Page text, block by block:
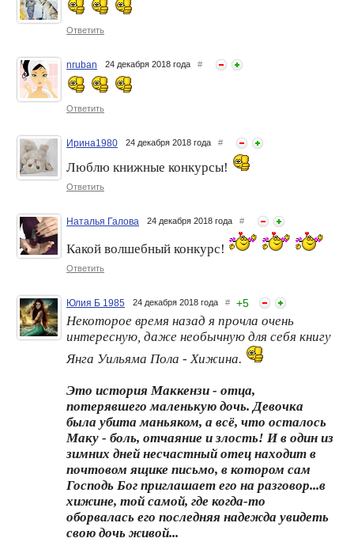
Конкурс "Мой герой" с
Ответить
nruban 24 декабря 2018 года #
Ответить
Ирина1980 24 декабря 2018 года #
Люблю книжные конкурсы!
Ответить
Наталья Галова 24 декабря 2018 года #
Какой волшебный конкурс!
Ответить
Юлия Б 1985 24 декабря 2018 года # +5
Некоторое время назад я прочла очень
интересную, даже необычную для себя книгу
Янга Уильяма Пола - Хижина.
Это история Маккензи - отца,
потерявшего маленькую дочь. Девочка
была убита маньяком, а всё, что осталось
Маку - боль, отчаяние и злость! И в один из
зимних дней несчастный отец находит в
почтовом ящике письмо, в котором сам
Господь Бог приглашает его на разговор...в
хижине, той самой, где когда-то
оборвалась его последняя надежда увидеть
свою дочь живой...